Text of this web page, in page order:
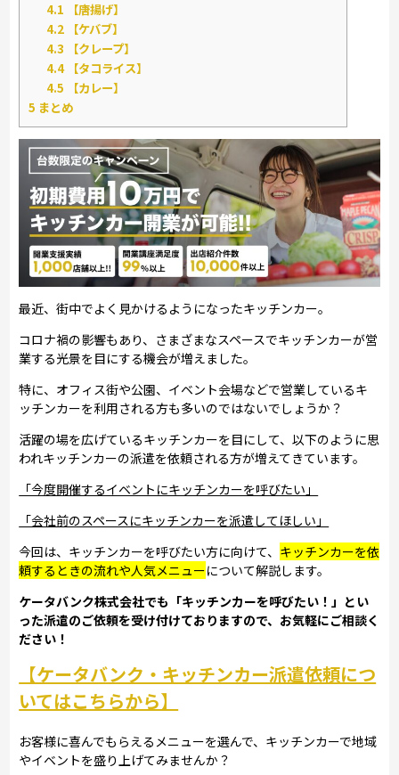
4.1 【唐揚げ】
4.2 【ケバブ】
4.3 【クレープ】
4.4【タコライス】
4.5 【カレー】
5 まとめ
最近、街中でよく見かけるようになったキッチンカー。
コロナ禍の影響もあり、さまざまなスペースでキッチンカーが営
業する光景を目にする機会が増えました。
特に、オフィス街や公園、イベント会場などで営業しているキ
ッチンカーを利用される方も多いのではないでしょうか？
活躍の場を広げているキッチンカーを目にして、以下のように思
われキッチンカーの派遣を依頼される方が増えてきています。
「今度開催するイベントにキッチンカーを呼びたい」
「会社前のスペースにキッチンカーを派遣してほしい」
今回は、キッチンカーを呼びたい方に向けて、 キッチンカーを依
頼するときの流れや人気メニューについて解説します。
ケータバンク株式会社でも「キッチンカーを呼びたい！」とい
った派遣のご依頼を受け付けておりますので、お気軽にご相談く
ださい！
【ケータバンク・キッチンカー派遣依頼につ
いてはこちらから】
お客様に喜んでもらえるメニューを選んで、キッチンカーで地域
やイベントを盛り上げてみませんか？